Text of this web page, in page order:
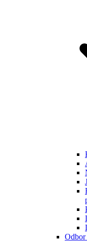
Odbor